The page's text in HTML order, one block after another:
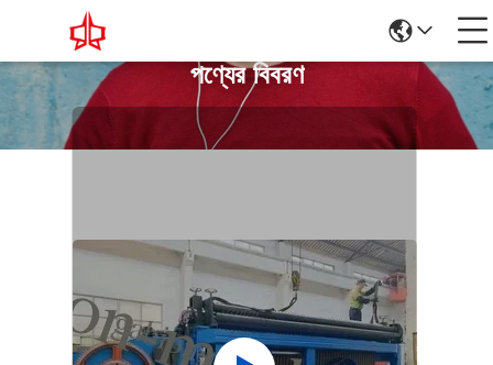
পণ্যের বিবরণ